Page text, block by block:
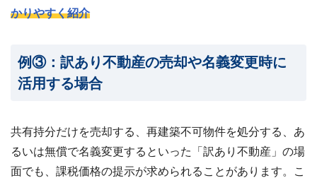
かりやすく紹介
例③：訳あり不動産の売却や名義変更時に
活用する場合
共有持分だけを売却する、再建築不可物件を処分する、あ
るいは無償で名義変更するといった「訳あり不動産」の場
面でも、課税価格の提示が求められることがあります。こ